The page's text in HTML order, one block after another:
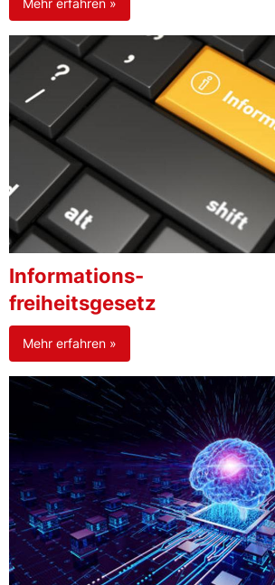
Informations-
freiheitsgesetz
Mehr erfahren »